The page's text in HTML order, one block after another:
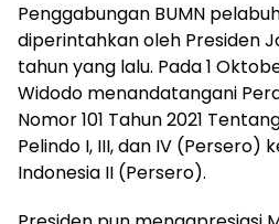
Penggabungan BUMN
diperintahkan oleh Presiden
tahun yang lalu. Pada 1
Widodo menandatangani
Nomor 101 Tahun 2021
Pelindo I, III, dan IV (Persero)
Indonesia II (Persero).